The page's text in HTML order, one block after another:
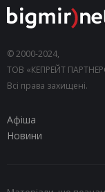
© 2000-2024,
ТОВ «КЕПРЕЙТ
Всі права захищені.
Афіша
Новини